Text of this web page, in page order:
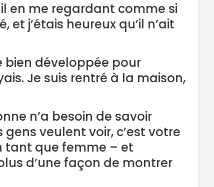
en me regardant comme si
j’étais heureux qu’il n’ait
bien développée pour
Je suis rentré à la maison,
n’a besoin de savoir
veulent voir, c’est votre
tant que femme – et
d’une façon de montrer